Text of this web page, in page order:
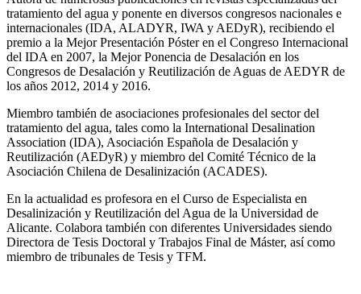
tratamiento del agua y ponente en diversos congresos nacionales e
internacionales (IDA, ALADYR, IWA y AEDyR), recibiendo el
premio a la Mejor Presentación Póster en el Congreso Internacional
del IDA en 2007, la Mejor Ponencia de Desalación en los
Congresos de Desalación y Reutilización de Aguas de AEDYR de
los años 2012, 2014 y 2016.
Miembro también de asociaciones profesionales del sector del
tratamiento del agua, tales como la International Desalination
Association (IDA), Asociación Española de Desalación y
Reutilización (AEDyR) y miembro del Comité Técnico de la
Asociación Chilena de Desalinización (ACADES).
En la actualidad es profesora en el Curso de Especialista en
Desalinización y Reutilización del Agua de la Universidad de
Alicante. Colabora también con diferentes Universidades siendo
Directora de Tesis Doctoral y Trabajos Final de Máster, así como
miembro de tribunales de Tesis y TFM.